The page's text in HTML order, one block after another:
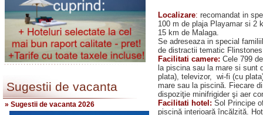
Sugestii de vacanta
» Sugestii de vacanta 2026
Localizare: recomandat in
100 m de plaja Playamar si 2
15 km de Malaga.
Se adreseaza in special
de distractii tematic
Facilitati camere: Cele 799
la piscina sau la mare si sunt
plata), televizor, wi-fi (cu
mare sau la piscină. Fiecare
dispoziţie minifrigider şi aer
Facilitati hotel: Sol Principe
piscină interioară încălzită.